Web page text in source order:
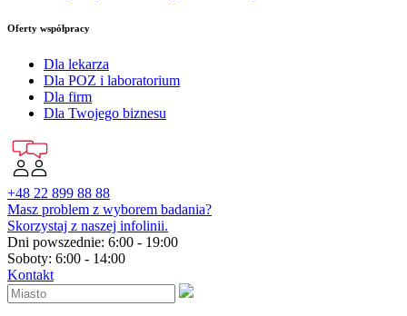
Oferty współpracy
Dla lekarza
Dla POZ i laboratorium
Dla firm
Dla Twojego biznesu
+48 22 899 88 88
Masz problem z wyborem badania?
Skorzystaj z naszej infolinii.
Dni powszednie: 6:00 - 19:00
Soboty: 6:00 - 14:00
Kontakt